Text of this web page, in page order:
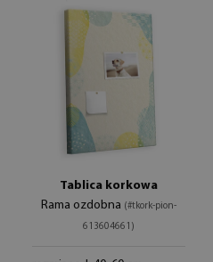
Tablica korkowa
Rama ozdobna (#tkork-pion-
613604661)